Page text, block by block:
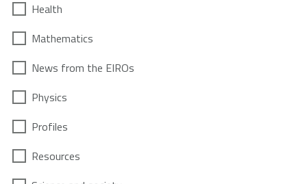
Health
Mathematics
News from the EIROs
Physics
Profiles
Resources